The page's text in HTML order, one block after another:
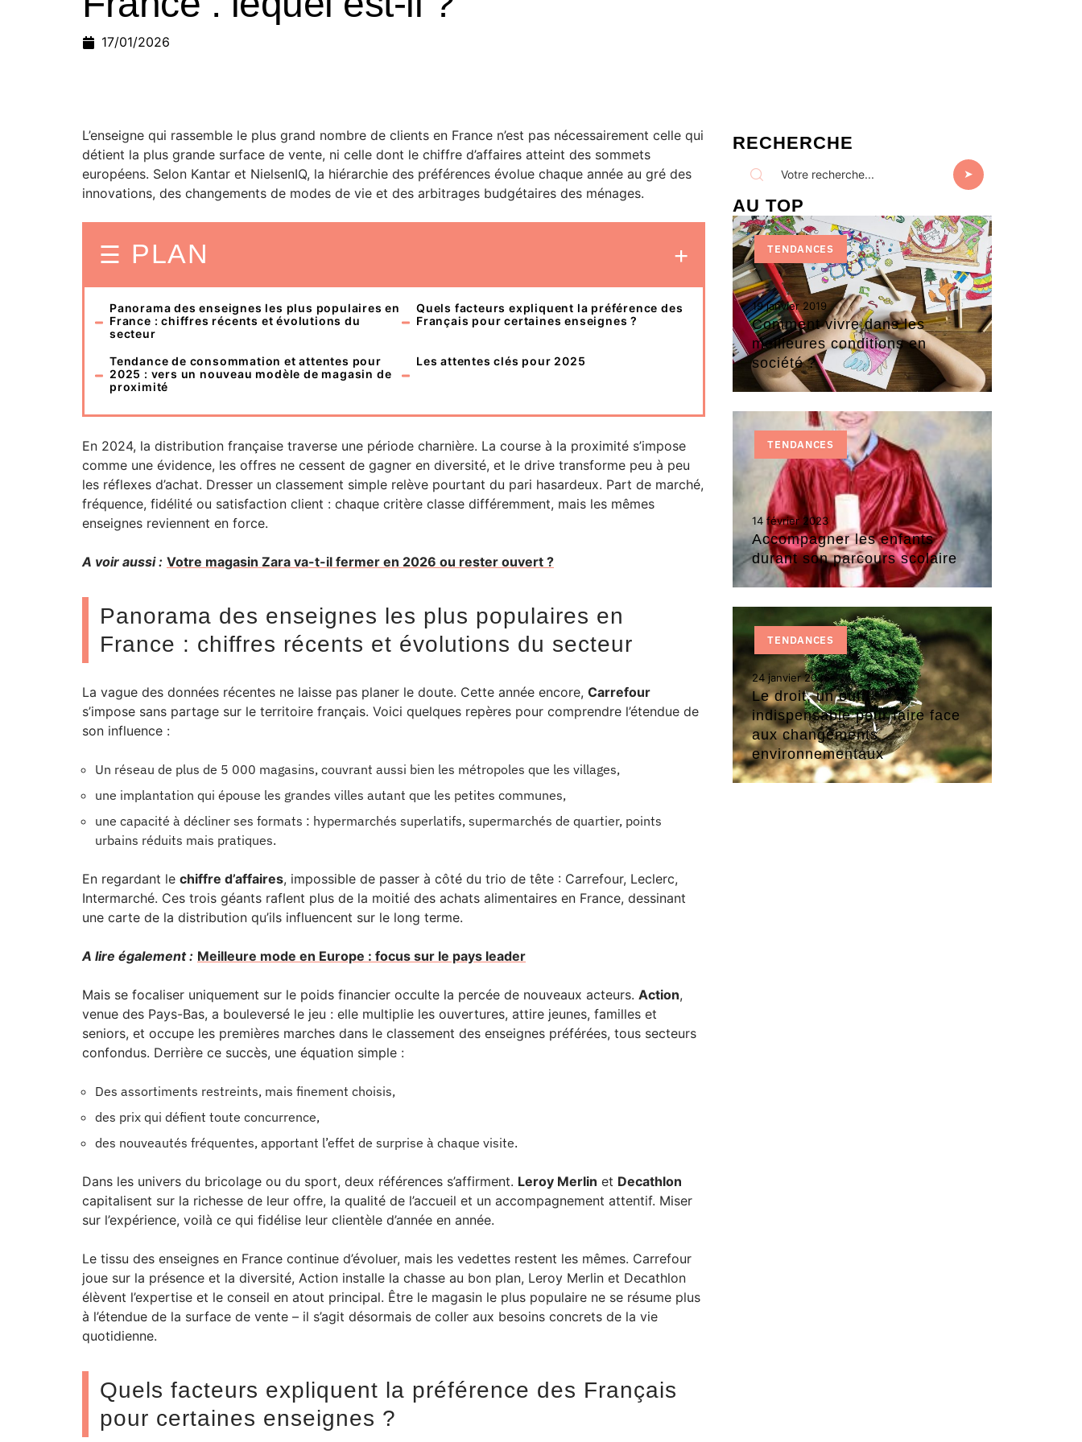
17/01/2026
L’enseigne qui rassemble le plus grand nombre de clients en France n’est pas nécessairement celle qui
détient la plus grande surface de vente, ni celle dont le chiffre d’affaires atteint des sommets
européens. Selon Kantar et NielsenIQ, la hiérarchie des préférences évolue chaque année au gré des
innovations, des changements de modes de vie et des arbitrages budgétaires des ménages.
PLAN
Panorama des enseignes les plus populaires en
France : chiffres récents et évolutions du
secteur
Quels facteurs expliquent la préférence des
Français pour certaines enseignes ?
Tendance de consommation et attentes pour
2025 : vers un nouveau modèle de magasin de
proximité
Les attentes clés pour 2025
En 2024, la distribution française traverse une période charnière. La course à la proximité s’impose
comme une évidence, les offres ne cessent de gagner en diversité, et le drive transforme peu à peu
les réflexes d’achat. Dresser un classement simple relève pourtant du pari hasardeux. Part de marché,
fréquence, fidélité ou satisfaction client : chaque critère classe différemment, mais les mêmes
enseignes reviennent en force.
A voir aussi : Votre magasin Zara va-t-il fermer en 2026 ou rester ouvert ?
Panorama des enseignes les plus populaires en
France : chiffres récents et évolutions du secteur
La vague des données récentes ne laisse pas planer le doute. Cette année encore, Carrefour
s’impose sans partage sur le territoire français. Voici quelques repères pour comprendre l’étendue de
son influence :
Un réseau de plus de 5 000 magasins, couvrant aussi bien les métropoles que les villages,
une implantation qui épouse les grandes villes autant que les petites communes,
une capacité à décliner ses formats : hypermarchés superlatifs, supermarchés de quartier, points
urbains réduits mais pratiques.
En regardant le chiffre d’affaires, impossible de passer à côté du trio de tête : Carrefour, Leclerc,
Intermarché. Ces trois géants raflent plus de la moitié des achats alimentaires en France, dessinant
une carte de la distribution qu’ils influencent sur le long terme.
A lire également : Meilleure mode en Europe : focus sur le pays leader
Mais se focaliser uniquement sur le poids financier occulte la percée de nouveaux acteurs. Action,
venue des Pays-Bas, a bouleversé le jeu : elle multiplie les ouvertures, attire jeunes, familles et
seniors, et occupe les premières marches dans le classement des enseignes préférées, tous secteurs
confondus. Derrière ce succès, une équation simple :
Des assortiments restreints, mais finement choisis,
des prix qui défient toute concurrence,
des nouveautés fréquentes, apportant l’effet de surprise à chaque visite.
Dans les univers du bricolage ou du sport, deux références s’affirment. Leroy Merlin et Decathlon
capitalisent sur la richesse de leur offre, la qualité de l’accueil et un accompagnement attentif. Miser
sur l’expérience, voilà ce qui fidélise leur clientèle d’année en année.
Le tissu des enseignes en France continue d’évoluer, mais les vedettes restent les mêmes. Carrefour
joue sur la présence et la diversité, Action installe la chasse au bon plan, Leroy Merlin et Decathlon
élèvent l’expertise et le conseil en atout principal. Être le magasin le plus populaire ne se résume plus
à l’étendue de la surface de vente – il s’agit désormais de coller aux besoins concrets de la vie
quotidienne.
Quels facteurs expliquent la préférence des Français
pour certaines enseignes ?
RECHERCHE
AU TOP
TENDANCES
19 janvier 2019
Comment vivre dans les
meilleures conditions en
société ?
TENDANCES
14 février 2023
Accompagner les enfants
durant son parcours scolaire
TENDANCES
24 janvier 2026
Le droit, un outil
indispensable pour faire face
aux changements
environnementaux